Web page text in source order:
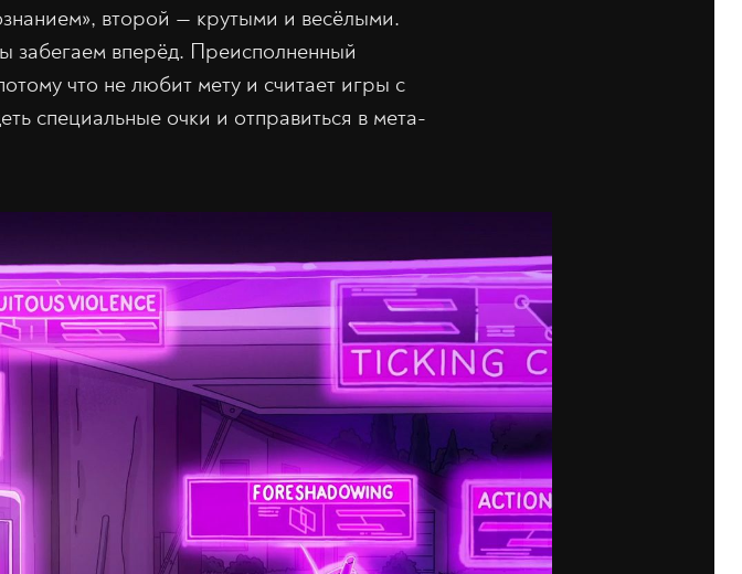
второй — крутыми и весёлыми.
забегаем вперёд. Преисполненный
что не любит мету и считает игры с
специальные очки и отправиться в мета-